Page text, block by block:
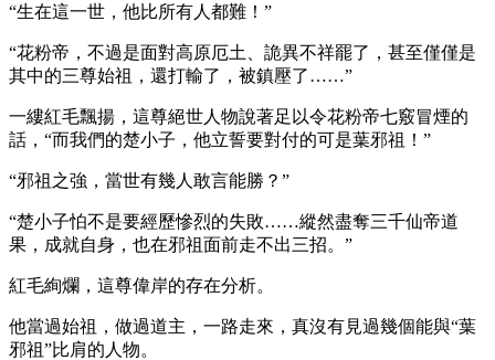
“生在這一世，他比所有人都難！”
“花粉帝，不過是面對高原厄土、詭異不祥罷了，甚至僅僅是
其中的三尊始祖，還打輸了，被鎮壓了……”
一縷紅毛飄揚，這尊絕世人物說著足以令花粉帝七竅冒煙的
話，“而我們的楚小子，他立誓要對付的可是葉邪祖！”
“邪祖之強，當世有幾人敢言能勝？”
“楚小子怕不是要經歷慘烈的失敗……縱然盡奪三千仙帝道
果，成就自身，也在邪祖面前走不出三招。”
紅毛絢爛，這尊偉岸的存在分析。
他當過始祖，做過道主，一路走來，真沒有見過幾個能與“葉
邪祖”比肩的人物。